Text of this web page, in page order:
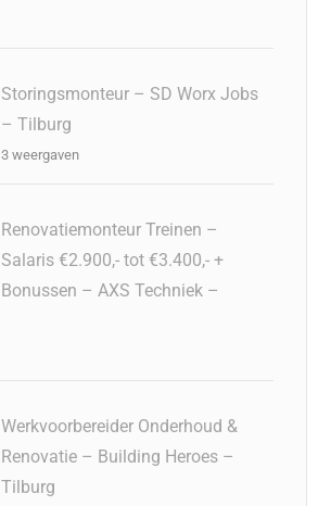
Storingsmonteur – SD Worx Jobs
– Tilburg
3 weergaven
Renovatiemonteur Treinen –
Salaris €2.900,- tot €3.400,- +
Bonussen – AXS Techniek –
Werkvoorbereider Onderhoud &
Renovatie – Building Heroes –
Tilburg